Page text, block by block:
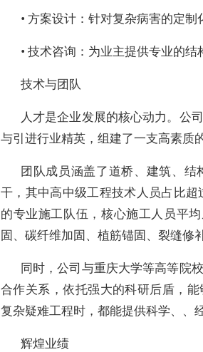
• 方案设计：针对复杂病害的定
• 技术咨询：为业主提供专业的
技术与团队
人才是企业发展的核心动力。公
与引进行业精英，组建了一支高素质
团队成员涵盖了道桥、建筑、
干，其中高中级工程技术人员占比
的专业施工队伍，核心施工人员平
固、碳纤维加固、植筋锚固、裂缝修
同时，公司与重庆大学等高等院
合作关系，依托强大的科研后盾，
复杂疑难工程时，都能提供科学、、
辉煌业绩